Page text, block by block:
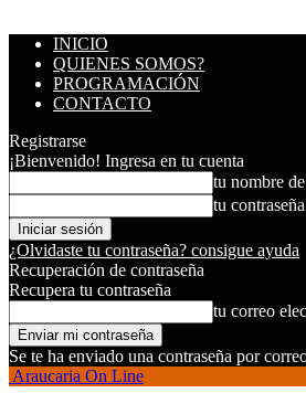
INICIO
QUIENES SOMOS?
PROGRAMACIÓN
CONTACTO
Registrarse
¡Bienvenido! Ingresa en tu cuenta
tu nombre
tu contraseña
¿Olvidaste tu contraseña? consigue ayuda
Recuperación de contraseña
Recupera tu contraseña
tu correo
Se te ha enviado una contraseña por
Araucaria On Line